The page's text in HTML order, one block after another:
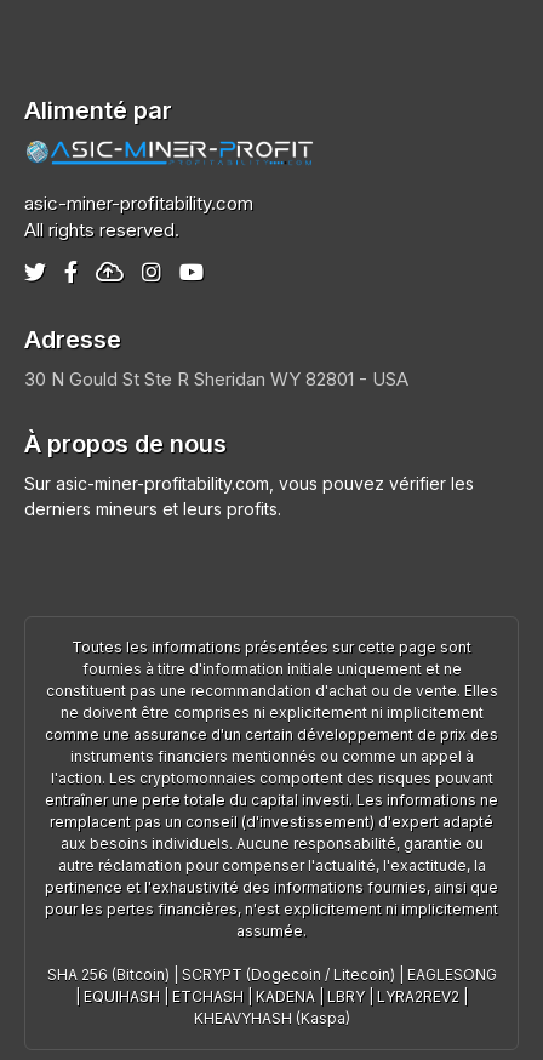
Alimenté par
asic-miner-profitability.com
All rights reserved.
Adresse
30 N Gould St Ste R Sheridan WY 82801 - USA
À propos de nous
Sur asic-miner-profitability.com, vous pouvez vérifier les
derniers mineurs et leurs profits.
Toutes les informations présentées sur cette page sont
fournies à titre d'information initiale uniquement et ne
constituent pas une recommandation d'achat ou de vente. Elles
ne doivent être comprises ni explicitement ni implicitement
comme une assurance d'un certain développement de prix des
instruments financiers mentionnés ou comme un appel à
l'action. Les cryptomonnaies comportent des risques pouvant
entraîner une perte totale du capital investi. Les informations ne
remplacent pas un conseil (d'investissement) d'expert adapté
aux besoins individuels. Aucune responsabilité, garantie ou
autre réclamation pour compenser l'actualité, l'exactitude, la
pertinence et l'exhaustivité des informations fournies, ainsi que
pour les pertes financières, n'est explicitement ni implicitement
assumée.
SHA 256 (Bitcoin) SCRYPT (Dogecoin / Litecoin)
EAGLESONG
EQUIHASH ETCHASH KADENA LBRY| LYRA2REV2
KHEAVYHASH (Kaspa)